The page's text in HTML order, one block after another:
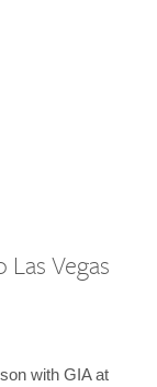
Vegas
with GIA at